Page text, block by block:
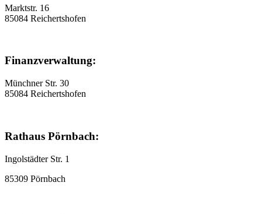
Marktstr. 16
85084 Reichertshofen
Finanzverwaltung:
Münchner Str. 30
85084 Reichertshofen
Rathaus Pörnbach:
Ingolstädter Str. 1
85309 Pörnbach